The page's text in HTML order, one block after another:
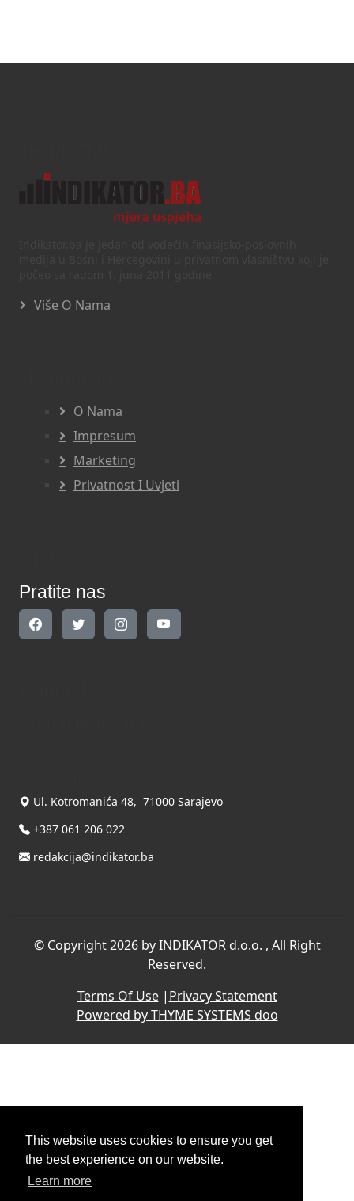
This website uses cookies to ensure you get
the best experience on our website.
Learn more
Više O Nama
O Nama
Impresum
Marketing
Privatnost I Uvjeti
Pratite nas
Ul. Kotromanića 48, 71000 Sarajevo
+387 061 206 022
redakcija@indikator.ba
© Copyright 2026 by INDIKATOR d.o.o. , All Right
Reserved.
Terms Of Use| Privacy Statement
Powered by THYME SYSTEMS doo